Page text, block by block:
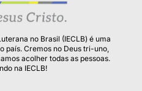
no Brasil (IECLB) é uma
país. Cremos no Deus tri-uno,
acolher todas as pessoas.
na IECLB!